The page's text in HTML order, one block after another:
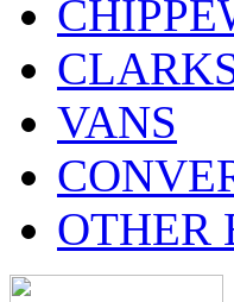
VANS
OTHER